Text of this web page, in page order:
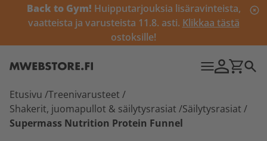
Back to Gym! Huipputarjouksia lisäravinteista,
vaatteista ja varusteista 11.8. asti. Klikkaa tästä
ostoksille!
Etusivu /Treenivarusteet /
Shakerit, juomapullot & säilytysrasiat /Säilytysrasiat /
Supermass Nutrition Protein Funnel